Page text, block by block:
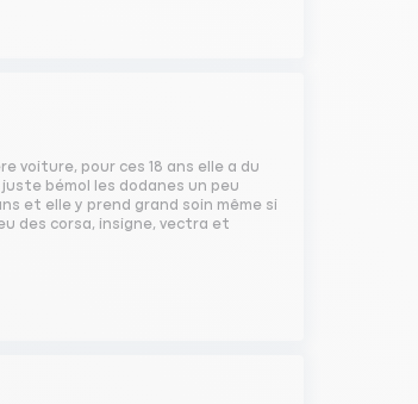
voiture, pour ces 18 ans elle a du
bémol les dodanes un peu
et elle y prend grand soin même si
des corsa, insigne, vectra et